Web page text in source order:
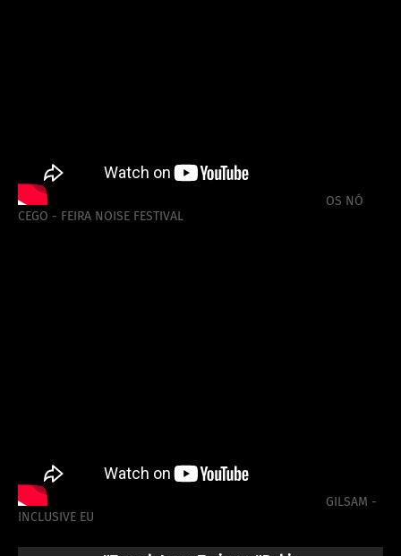
OS NÓ
CEGO - FEIRA NOISE FESTIVAL
GILSAM -
INCLUSIVE EU